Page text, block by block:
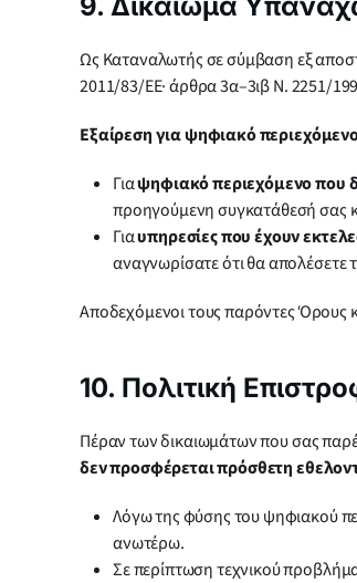
Ως Καταναλωτής σε σύμβαση εξ
2011/83/ΕΕ· άρθρα 3α–3ιβ Ν. 2251/
Εξαίρεση για ψηφιακό
Γιαψηφιακό περιεχόμενο που
προηγούμενη συγκατάθεσή σας
Γιαυπηρεσίες που έχουν
αναγνωρίσατε ότι θα
Αποδεχόμενοι τους παρόντες Όρους
10. Πολιτική
Πέραν των δικαιωμάτων που σας
δεν προσφέρεται πρόσθετη
Λόγω της φύσης του ψηφιακού
ανωτέρω.
Σε περίπτωση τεχνικού